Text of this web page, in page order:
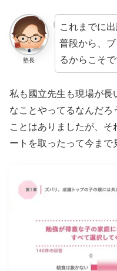
塾長
これまでに
普段から、
るからこそで
私も國立先生も現場が長
なことやってるなんだろ
ことはありましたが、
ートを取ったって今まで